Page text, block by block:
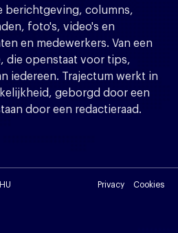
berichtgeving, columns,
foto's, video's en
en medewerkers. Van een
die openstaat voor tips,
iedereen. Trajectum werkt in
geborgd door een
door een redactieraad.
Privacy Cookies